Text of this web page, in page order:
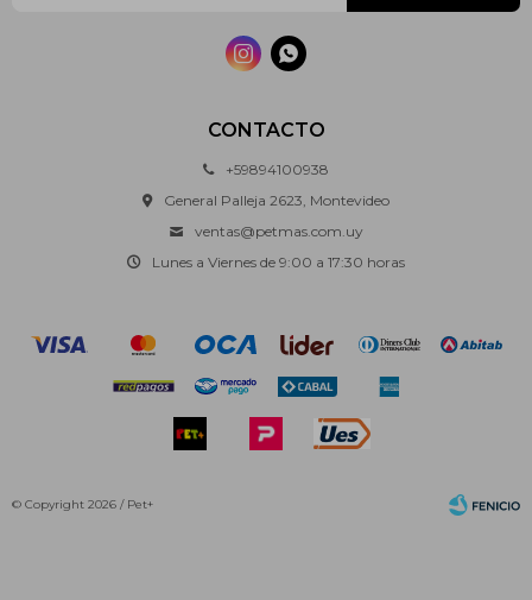
CONTACTO
+59894100938
General Palleja 2623, Montevideo
ventas@petmas.com.uy
Lunes a Viernes de 9:00 a 17:30 horas
 
© Copyright 2026 / Pet+